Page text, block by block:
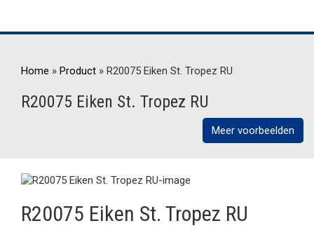
Home » Product » R20075 Eiken St. Tropez RU
R20075 Eiken St. Tropez RU
Meer voorbeelden
R20075 Eiken St. Tropez RU